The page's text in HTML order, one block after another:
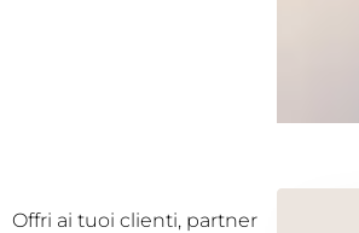
Offri ai tuoi clienti, partner